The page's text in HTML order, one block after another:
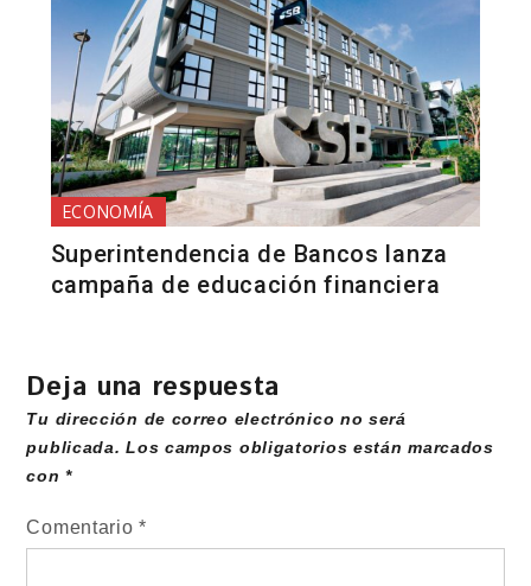
ECONOMÍA
Superintendencia de Bancos lanza
campaña de educación financiera
Deja una respuesta
Tu dirección de correo electrónico no será
publicada. Los campos obligatorios están marcados
con*
Comentario*